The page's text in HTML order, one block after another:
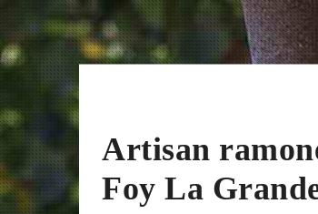
Artisan
Foy La